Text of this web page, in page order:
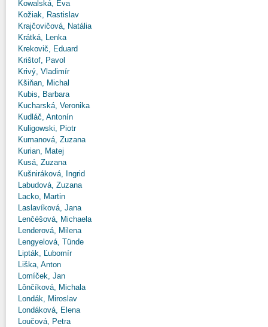
Kowalská, Eva
Kožiak, Rastislav
Krajčovičová, Natália
Krátká, Lenka
Krekovič, Eduard
Krištof, Pavol
Krivý, Vladimír
Kšiňan, Michal
Kubis, Barbara
Kucharská, Veronika
Kudláč, Antonín
Kuligowski, Piotr
Kumanová, Zuzana
Kurian, Matej
Kusá, Zuzana
Kušniráková, Ingrid
Labudová, Zuzana
Lacko, Martin
Laslavíková, Jana
Lenčéšová, Michaela
Lenderová, Milena
Lengyelová, Tünde
Lipták, Ľubomír
Liška, Anton
Lomíček, Jan
Lônčíková, Michala
Londák, Miroslav
Londáková, Elena
Loučová, Petra